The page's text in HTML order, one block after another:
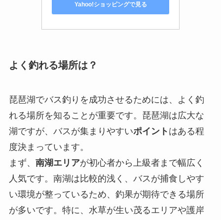
Yahoo!ショッピングで見る
よく釣れる場所は？
琵琶湖でバス釣りを成功させるためには、よく釣
れる場所を知ることが重要です。琵琶湖は広大な
湖ですが、バスが集まりやすいポイント はある程
度決まっています。
まず、 南湖エリアが初心者から上級者まで幅広く
人気です。南湖は比較的浅く、バスが捕食しやす
い環境が整っているため、釣果が期待できる場所
が多いです。特に、水草が生い茂るエリアや護岸